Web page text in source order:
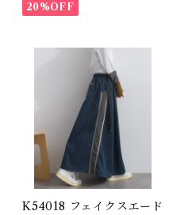
Denim Skirt
20%OFF
K54018 フェイクスエード